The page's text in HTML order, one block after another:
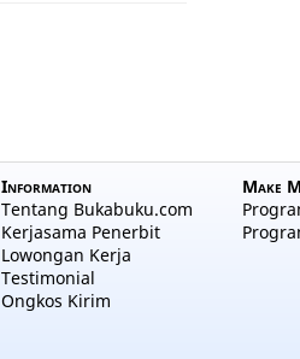
Information
Tentang Bukabuku.com
Kerjasama Penerbit
Lowongan Kerja
Testimonial
Ongkos Kirim
Make